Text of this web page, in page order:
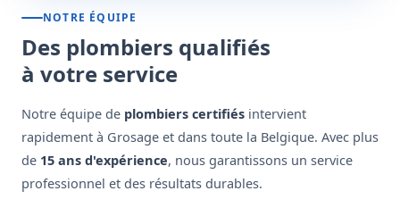
NOTRE ÉQUIPE
Des plombiers qualifiés
à votre service
Notre équipe de plombiers certifiés intervient
rapidement à Grosage et dans toute la Belgique. Avec plus
de 15 ans d'expérience, nous garantissons un service
professionnel et des résultats durables.